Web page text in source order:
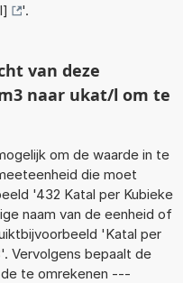
'.
van deze
naar ukat/l om te
om de waarde in te
die moet
'432 Katal per Kubieke
naam van de eenheid of
'Katal per
Vervolgens bepaalt de
te omrekenen ---